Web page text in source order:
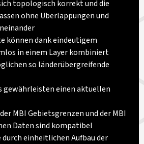
topologisch korrekt und die
ohne Überlappungen und
können dank eindeutigem
in einem Layer kombiniert
so länderübergreifende
gewährleisten einen aktuellen
MBI Gebietsgrenzen und der MBI
Daten sind kompatibel
durch einheitlichen Aufbau der